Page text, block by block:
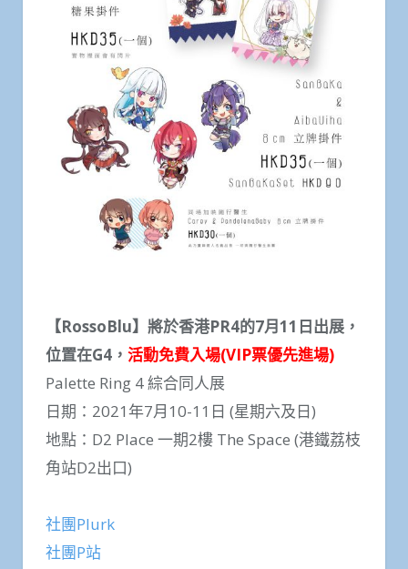
【RossoBlu】將於香港PR4的7月11日出展，
位置在G4， 活動免費入場(VIP票優先進場)
Palette Ring 4 綜合同人展
日期：2021年7月10-11日 (星期六及日)
地點：D2 Place 一期2樓 The Space (港鐵荔枝
角站D2出口)
社團Plurk
社團P站